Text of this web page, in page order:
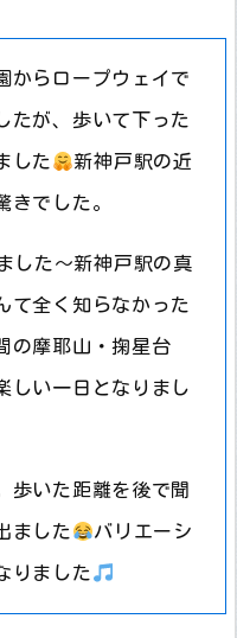
からロープウェイで
たが、歩いて下った
した 新神戸駅の近
きでした。
した～新神戸駅の真
て全く知らなかった
の摩耶山・掬星台
しい一日となりまし
歩いた距離を後で聞
ました バリエーシ
りました